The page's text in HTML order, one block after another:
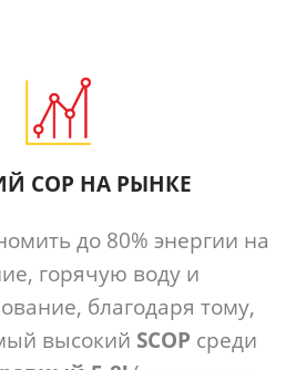
COP НА РЫНКЕ
до 80% энергии на
горячую воду и
благодаря тому,
высокий SCOP среди